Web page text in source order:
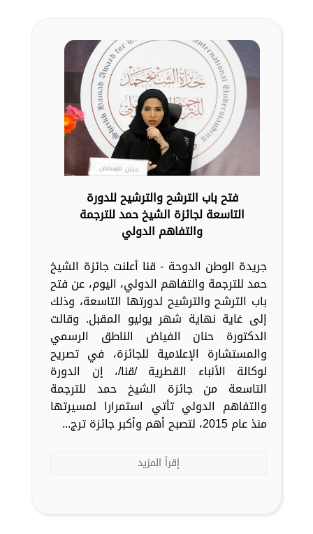
فتح باب الترشح والترشيح للدورة
التاسعة لجائزة الشيخ حمد للترجمة
والتفاهم الدولي
جريدة الوطن الدوحة - قنا أعلنت جائزة الشيخ
حمد للترجمة والتفاهم الدولي، اليوم، عن فتح
باب الترشح والترشيح لدورتها التاسعة، وذلك
إلى غاية نهاية شهر يوليو المقبل. وقالت
الدكتورة حنان الفياض الناطق الرسمي
والمستشارة الإعلامية للجائزة، في تصريح
لوكالة الأنباء القطرية /قنا/، إن الدورة
التاسعة من جائزة الشيخ حمد للترجمة
والتفاهم الدولي تأتي استمرارا لمسيرتها
منذ عام 2015، لتصبح أهم وأكبر جائزة ترج...
إقرأ المزيد